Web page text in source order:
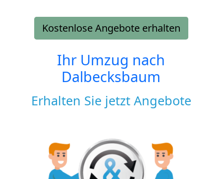
Kostenlose Angebote erhalten
Ihr Umzug nach
Dalbecksbaum
Erhalten Sie jetzt Angebote